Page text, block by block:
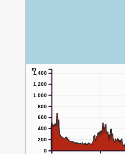
0
200
400
600
800
1,000
1,200
1,400
m